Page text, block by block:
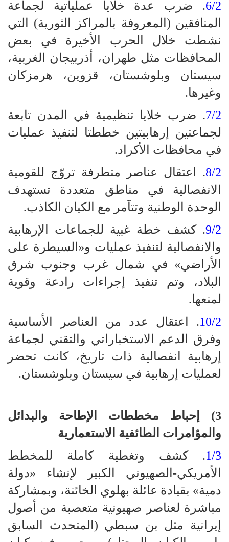
6/2. ضرب عدة خلايا عملياتية لجماعة
المنافقين (المعروفة بالمراكز الثورية) التي
نشطت خلال الحرب الأخيرة في بعض
المحافظات مثل طهران، أذربيجان الغربية،
سيستان وبلوشستان، قزوين، هرمزكان
وغيرها.
7/2. ضرب خلايا تنظيمية في المدن تابعة
لجماعتين إرهابيتين خططتا لتنفيذ عمليات
في محافظات الأكراد.
8/2. اعتقال عناصر متطرفة تروّج للقومية
الانفصالية في مناطق متعددة تستهدف
الوحدة الوطنية وتتآمر مع الكيان الكاذب.
9/2. كشف خطة غبية للجماعات الإرهابية
والانفصالية لتنفيذ عمليات و«السيطرة على
الأراضي» في شمال غرب وجنوب شرق
البلاد، وتم تنفيذ إجراءات رادعة وقوية
لمنعها.
10/2. اعتقال عدد من العناصر الأساسية
وفرق الدعم الاستخباراتي والتقني لجماعة
إرهابية انفصالية ذات تاريخ، كانت تحضر
لعمليات إرهابية في سيستان وبلوشستان.
3) إحباط مخططات الإطاحة والبدائل
والمؤامرات الطائفية الاستعمارية
1/3. كشف وتغطية كاملة للمخطط
الأمريكي-الصهيوني الكبير لإنشاء «دولة
دمية» بقيادة عائلة بهلوي الخائنة، وبمشاركة
مباشرة لعناصر صهيونية متعصبة من أصول
إيرانية مثل بن سبطي (المتحدث السابق